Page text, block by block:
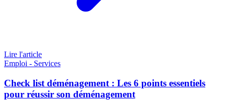
Lire l'article
Emploi - Services
Check list déménagement : Les 6 points essentiels
pour réussir son déménagement